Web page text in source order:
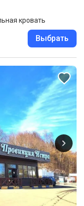
кровать
Выбрать